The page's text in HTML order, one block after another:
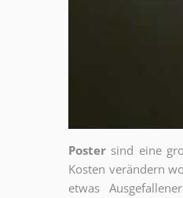
Poster sind eine
Kosten verändern
etwas